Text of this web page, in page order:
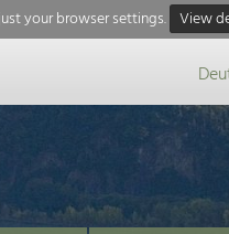
your browser settings. View